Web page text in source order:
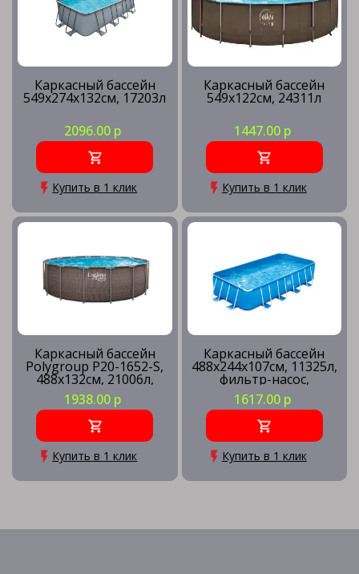
Каркасный бассейн
549х274х132см, 17203л
2096.00 р
Купить в 1 клик
Каркасный бассейн
549х122см, 24311л
1447.00 р
Купить в 1 клик
Каркасный бассейн
Polygroup P20-1652-S,
488х132см, 21006л,
песочный фильтр-
насос, лестница,
подстилка, тент,
наб.д/чистки, скиммер
1938.00 р
Купить в 1 клик
Каркасный бассейн
488х244х107см, 11325л,
фильтр-насос,
лестница, подстилка,
тент, скиммер
1617.00 р
Купить в 1 клик